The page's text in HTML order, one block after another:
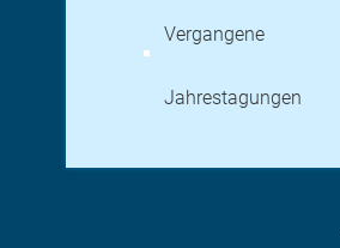
Vergangene
Jahrestagungen